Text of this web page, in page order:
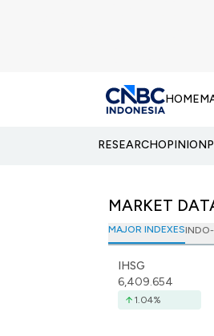
HOME
RESEARCHOPINION
MARKET
MAJOR INDEXESINDO-
IHSG
6,409.654
1.04%